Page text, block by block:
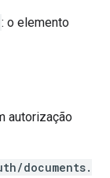
: o elemento
autorização
documents.